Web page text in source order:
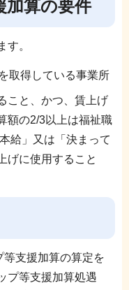
加算の要件
す。
取得している事業所
こと、かつ、賃上げ
額の2/3以上は福祉職
給」又は「決まって
げに使用すること
支援加算の算定を
プ等支援加算処遇